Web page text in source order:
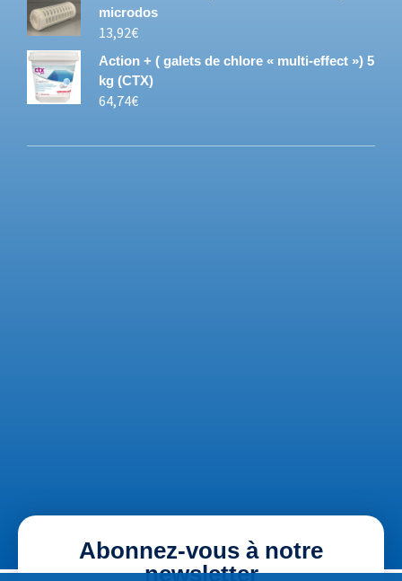
microdos
13,92€
Action + ( galets de chlore « multi-effect ») 5
kg (CTX)
64,74€
Abonnez-vous à notre
newsletter